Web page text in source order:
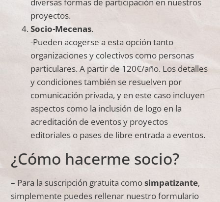
proyectos.
Socio-Mecenas.
-Pueden acogerse a esta opción tanto
organizaciones y colectivos como personas
particulares. A partir de 120€/año. Los detalles
y condiciones también se resuelven por
comunicación privada, y en este caso incluyen
aspectos como la inclusión de logo en la
acreditación de eventos y proyectos
editoriales o pases de libre entrada a eventos.
¿Cómo hacerme socio?
– Para la suscripción gratuita comosimpatizante,
simplemente puedes rellenar nuestro formulario